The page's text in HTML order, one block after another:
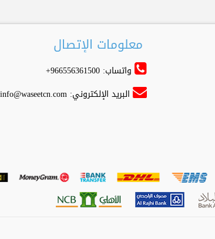
معلومات الإتصال
واتساب: 966556361500+
البريد الإلكتروني: info@waseetcn.com